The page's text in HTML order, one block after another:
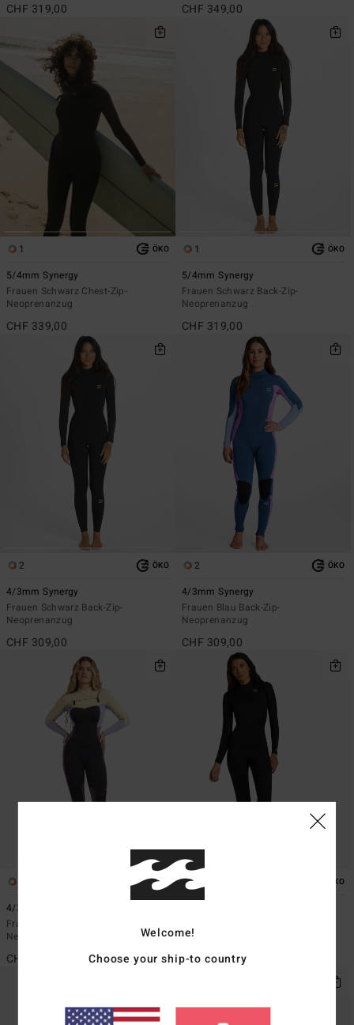
CHF 319,00 CHF 349,00
1 ÖKO
5/4mm Synergy
Frauen Schwarz Chest-Zip-
Neoprenanzug
CHF 339,00
1 ÖKO
5/4mm Synergy
Frauen Schwarz Back-Zip-
Neoprenanzug
CHF 319,00
2 ÖKO
4/3mm Synergy
Frauen Schwarz Back-Zip-
Neoprenanzug
CHF 309,00
2 ÖKO
4/3mm Synergy
Frauen Blau Back-Zip-
Neoprenanzug
CHF 309,00
ÖKO
4/3mm Synergy Natural
Frauen Grau Chest-Zip-
Neoprenanzug
CHF 329,00
ÖKO
Neoprenanzug
CHF 269,00
Welcome!
Choose your ship-to country